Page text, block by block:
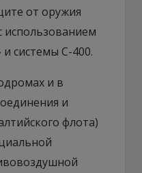
от оружия
использованием
системы С-400.
и в
и
флота)